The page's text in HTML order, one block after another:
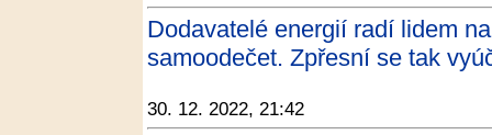
Dodavatelé energií radí lidem
samoodečet. Zpřesní se tak
30. 12. 2022, 21:42